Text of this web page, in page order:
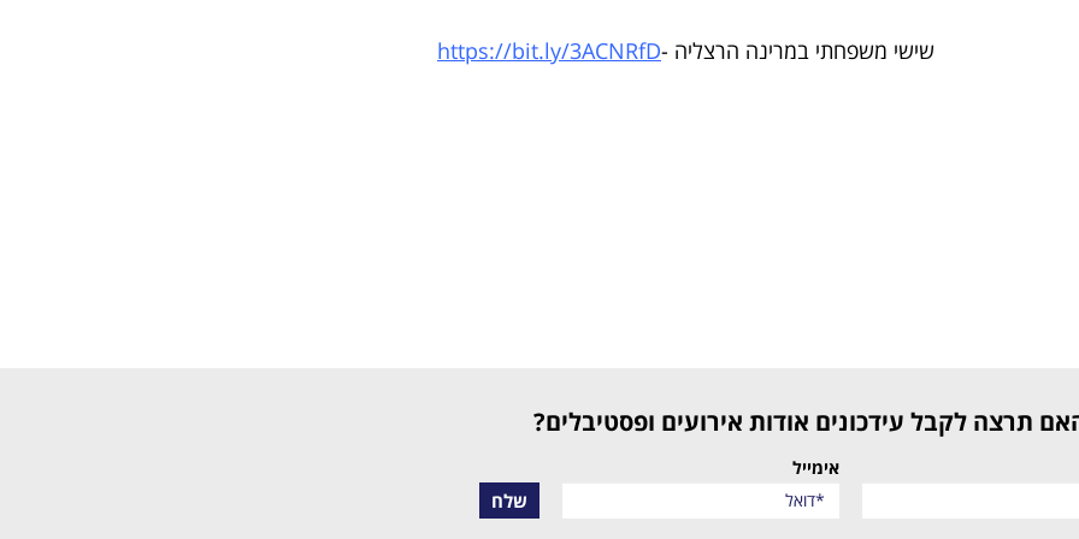
שישי משפחתי במרינה הרצליה -https://bit.ly/3ACNRfD
האם תרצה לקבל עידכונים אודות אירועים ופסטיבלים?
אימייל
שלח